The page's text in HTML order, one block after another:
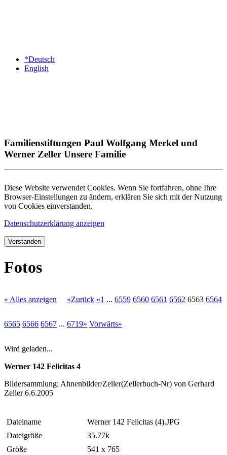
*Deutsch
English
Familienstiftungen Paul Wolfgang Merkel und
Werner Zeller Unsere Familie
Diese Website verwendet Cookies. Wenn Sie fortfahren, ohne Ihre
Browser-Einstellungen zu ändern, erklären Sie sich mit der Nutzung
von Cookies einverstanden.
Datenschutzerklärung anzeigen
Verstanden
Fotos
» Alles anzeigen «Zurück «1 ... 6559 6560 6561 6562 6563 6564
6565 6566 6567 ... 6719» Vorwärts»
Wird geladen...
Werner 142 Felicitas 4
Bildersammlung: Ahnenbilder/Zeller(Zellerbuch-Nr) von Gerhard
Zeller 6.6.2005
Dateiname
Werner 142 Felicitas (4).JPG
Dateigröße
35.77k
Größe
541 x 765